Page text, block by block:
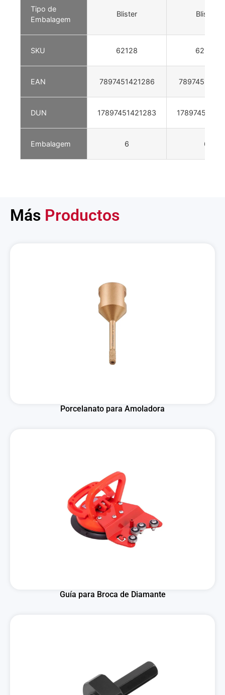
Tipo de
Embalagem
Blister Blister
SKU 62128 62129
EAN 7897451421286
DUN 17897451421283
Embalagem 6 6
Más Productos
Porcelanato para Amoladora
Guía para Broca de Diamante